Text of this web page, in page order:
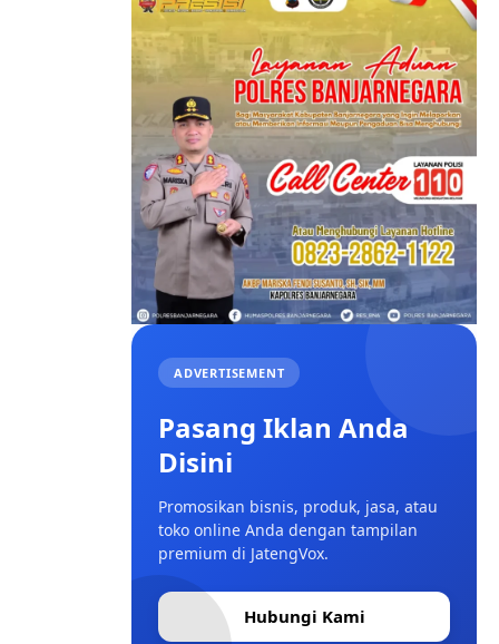
ADVERTISEMENT
Pasang Iklan Anda
Disini
Promosikan bisnis, produk, jasa, atau
toko online Anda dengan tampilan
premium di JatengVox.
Hubungi Kami